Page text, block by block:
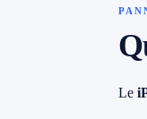
→ Toutes les zonesLe